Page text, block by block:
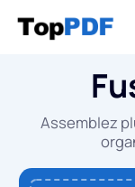
Modifier PDF
Traduire PDF
Assemblez